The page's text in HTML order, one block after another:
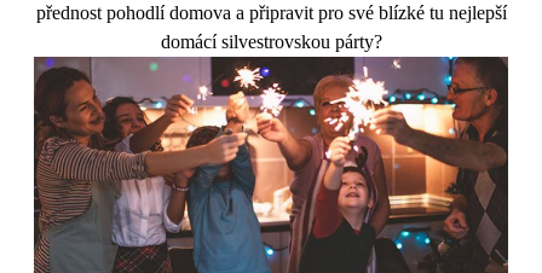
přednost pohodlí domova a připravit pro své blízké tu nejlepší
domácí silvestrovskou párty?